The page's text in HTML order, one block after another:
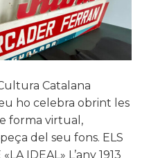
Catalana
ho celebra obrint les
forma virtual,
del seu fons. ELS
IDEAL» L’any 1913